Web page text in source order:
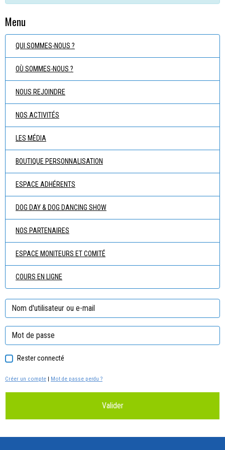
Menu
QUI SOMMES-NOUS ?
OÙ SOMMES-NOUS ?
NOUS REJOINDRE
NOS ACTIVITÉS
LES MÉDIA
BOUTIQUE PERSONNALISATION
ESPACE ADHÉRENTS
DOG DAY & DOG DANCING SHOW
NOS PARTENAIRES
ESPACE MONITEURS ET COMITÉ
COURS EN LIGNE
Rester connecté
Créer un compte | Mot de passe perdu ?
Valider